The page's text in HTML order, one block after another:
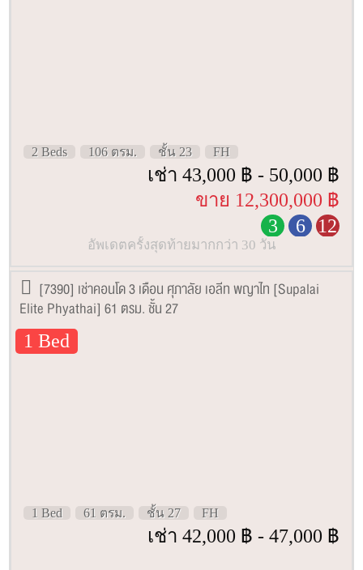
2 Beds 106 ตรม. ชั้น 23 FH
เช่า 43,000 ฿ - 50,000 ฿
ขาย 12,300,000 ฿
3
6 12
อัพเดตครั้งสุดท้ายมากกว่า 30 วัน
[7390] เช่าคอนโด 3 เดือน ศุภาลัย เอลีท พญาไท [Supalai
Elite Phyathai] 61 ตรม. ชั้น 27
1 Bed
1 Bed 61 ตรม. ชั้น 27 FH
เช่า 42,000 ฿ - 47,000 ฿